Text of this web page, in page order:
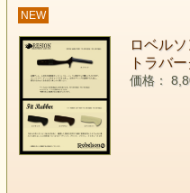
NEW
ロベル
トラバ
価格：